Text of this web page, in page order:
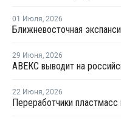
01 Июля, 2026
29 Июня, 2026
22 Июня, 2026